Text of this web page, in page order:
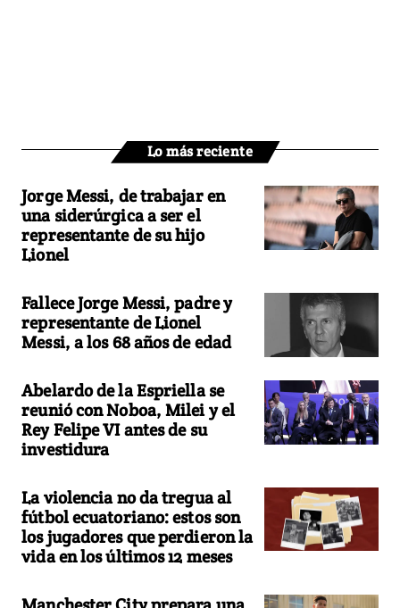
Lo más reciente
Jorge Messi, de trabajar en
una siderúrgica a ser el
representante de su hijo
Lionel
Fallece Jorge Messi, padre y
representante de Lionel
Messi, a los 68 años de edad
Abelardo de la Espriella se
reunió con Noboa, Milei y el
Rey Felipe VI antes de su
investidura
La violencia no da tregua al
fútbol ecuatoriano: estos son
los jugadores que perdieron la
vida en los últimos 12 meses